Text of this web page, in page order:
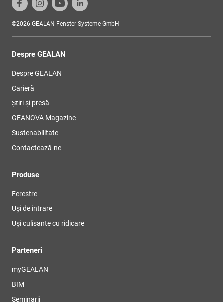
©2026 GEALAN Fenster-Systeme GmbH
Despre GEALAN
Despre GEALAN
Carieră
Știri și presă
GEANOVA Magazine
Sustenabilitate
Contactează-ne
Produse
Ferestre
Uși de intrare
Uși culisante cu ridicare
Parteneri
myGEALAN
BIM
Seminarii